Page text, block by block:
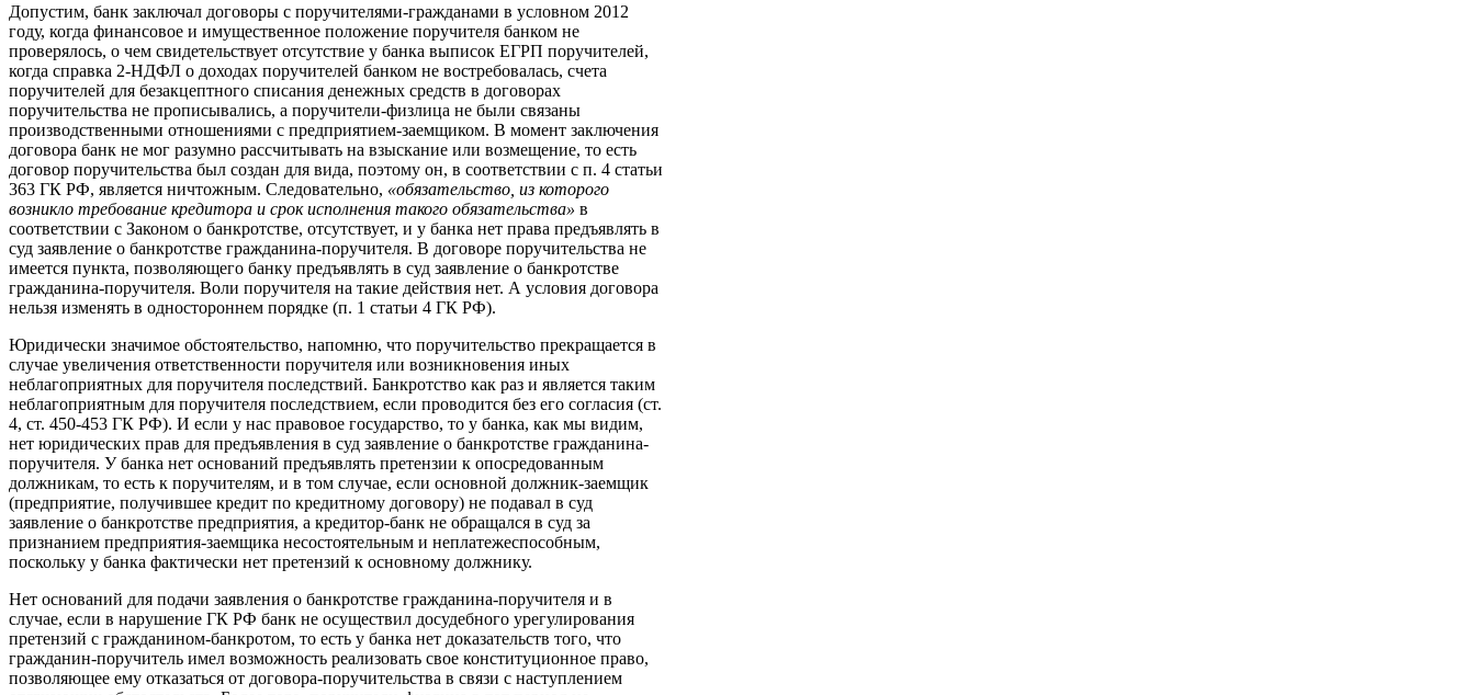
Допустим, банк заключал договоры с поручителями-гражданами в условном 2012
году, когда финансовое и имущественное положение поручителя банком не
проверялось, о чем свидетельствует отсутствие у банка выписок ЕГРП поручителей,
когда справка 2-НДФЛ о доходах поручителей банком не востребовалась, счета
поручителей для безакцептного списания денежных средств в договорах
поручительства не прописывались, а поручители-физлица не были связаны
производственными отношениями с предприятием-заемщиком. В момент заключения
договора банк не мог разумно рассчитывать на взыскание или возмещение, то есть
договор поручительства был создан для вида, поэтому он, в соответствии с п. 4 статьи
363 ГК РФ, является ничтожным. Следовательно, «обязательство, из которого
возникло требование кредитора и срок исполнения такого обязательства» в
соответствии с Законом о банкротстве, отсутствует, и у банка нет права предъявлять в
суд заявление о банкротстве гражданина-поручителя. В договоре поручительства не
имеется пункта, позволяющего банку предъявлять в суд заявление о банкротстве
гражданина-поручителя. Воли поручителя на такие действия нет. А условия договора
нельзя изменять в одностороннем порядке (п. 1 статьи 4 ГК РФ).
Юридически значимое обстоятельство, напомню, что поручительство прекращается в
случае увеличения ответственности поручителя или возникновения иных
неблагоприятных для поручителя последствий. Банкротство как раз и является таким
неблагоприятным для поручителя последствием, если проводится без его согласия (ст.
4, ст. 450-453 ГК РФ). И если у нас правовое государство, то у банка, как мы видим,
нет юридических прав для предъявления в суд заявление о банкротстве гражданина-
поручителя. У банка нет оснований предъявлять претензии к опосредованным
должникам, то есть к поручителям, и в том случае, если основной должник-заемщик
(предприятие, получившее кредит по кредитному договору) не подавал в суд
заявление о банкротстве предприятия, а кредитор-банк не обращался в суд за
признанием предприятия-заемщика несостоятельным и неплатежеспособным,
поскольку у банка фактически нет претензий к основному должнику.
Нет оснований для подачи заявления о банкротстве гражданина-поручителя и в
случае, если в нарушение ГК РФ банк не осуществил досудебного урегулирования
претензий с гражданином-банкротом, то есть у банка нет доказательств того, что
гражданин-поручитель имел возможность реализовать свое конституционное право,
позволяющее ему отказаться от договора-поручительства в связи с наступлением